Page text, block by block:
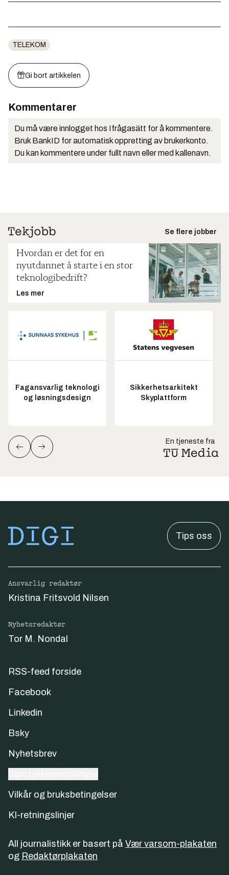
TELEKOM
Gi bort artikkelen
Kommentarer
Du må være innlogget hos Ifrågasätt for å kommentere.
Bruk BankID for automatisk oppretting av brukerkonto.
Du kan kommentere under fullt navn eller med kallenavn.
Se flere jobber
Hvordan er det for en
nyutdannet å starte i en stor
teknologibedrift?
Les mer
Fagansvarlig teknologi
og løsningsdesign
Sikkerhetsarkitekt
Skyplattform
En tjeneste fra
Tips oss
Ansvarlig redaktør
Kristina Fritsvold Nilsen
Nyhetsredaktør
Tor M. Nondal
RSS-feed forside
Facebook
Linkedin
Bsky
Nyhetsbrev
Vilkår og bruksbetingelser
KI-retningslinjer
All journalistikk er basert på Vær varsom-plakaten
og Redaktørplakaten